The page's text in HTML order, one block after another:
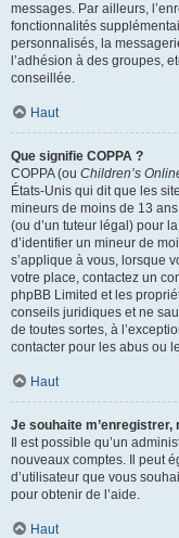
messages. Par ailleurs,
fonctionnalités
personnalisés, la
l’adhésion à des groupes,
conseillée.
Haut
Que signifie COPPA ?
COPPA (ou Children’s
États-Unis qui dit que les
mineurs de moins de 13
(ou d’un tuteur légal) pour
d’identifier un mineur de
s’applique à vous, lorsque
votre place, contactez un
phpBB Limited et les
conseils juridiques et ne
de toutes sortes, à
contacter pour les abus ou
Haut
Je souhaite m’enregistrer,
Il est possible qu’un
nouveaux comptes. Il peut
d’utilisateur que vous
pour obtenir de l’aide.
Haut